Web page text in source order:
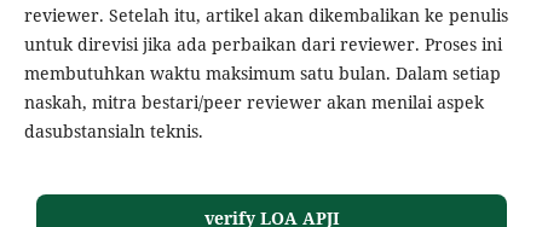
reviewer. Setelah itu, artikel akan dikembalikan ke penulis
untuk direvisi jika ada perbaikan dari reviewer. Proses ini
membutuhkan waktu maksimum satu bulan. Dalam setiap
naskah, mitra bestari/peer reviewer akan menilai aspek
dasubstansialn teknis.
verify LOA APJI